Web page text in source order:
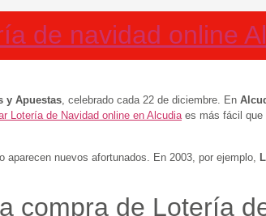
de navidad online
y Apuestas , celebrado cada 22 de diciembre. En
Lotería de Navidad online en Alcudia es más fácil que
nuevos afortunados. En 2003, por ejemplo,
compra de Lotería